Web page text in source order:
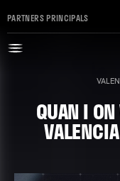
PARTNERS PRINCIPALS
QUAN I